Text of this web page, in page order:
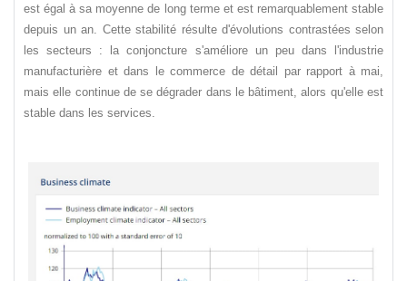
est égal à sa moyenne de long terme et est remarquablement stable
depuis un an. Cette stabilité résulte d'évolutions contrastées selon
les secteurs : la conjoncture s'améliore un peu dans l'industrie
manufacturière et dans le commerce de détail par rapport à mai,
mais elle continue de se dégrader dans le bâtiment, alors qu'elle est
stable dans les services.